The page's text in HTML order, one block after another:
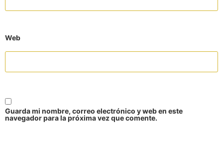
Web
Guarda mi nombre, correo electrónico y web en este
navegador para la próxima vez que comente.